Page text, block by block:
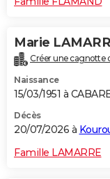
Marie
Créer une cagnotte
Naissance
15/03/1951 à
Décès
20/07/2026 à
Famille LAMARRE